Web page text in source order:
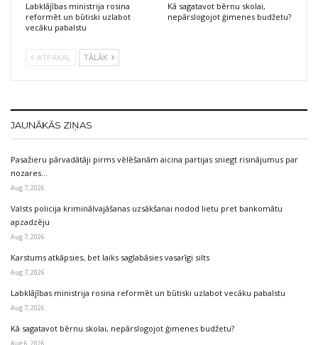
Labklājības ministrija rosina
reformēt un būtiski uzlabot
vecāku pabalstu
Kā sagatavot bērnu skolai,
nepārslogojot ģimenes budžetu?
ATPAKAĻ TĀLĀK
JAUNĀKĀS ZIŅAS
Pasažieru pārvadātāji pirms vēlēšanām aicina partijas sniegt risinājumus par
nozares…
Aug 7, 2026
Valsts policija kriminālvajāšanas uzsākšanai nodod lietu pret bankomātu
apzadzēju
Aug 7, 2026
Karstums atkāpsies, bet laiks saglabāsies vasarīgi silts
Aug 7, 2026
Labklājības ministrija rosina reformēt un būtiski uzlabot vecāku pabalstu
Aug 7, 2026
Kā sagatavot bērnu skolai, nepārslogojot ģimenes budžetu?